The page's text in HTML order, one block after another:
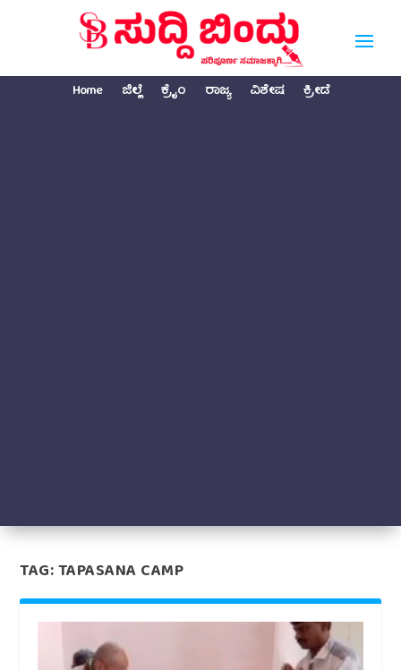
Home ಜಿಲ್ಲೆ ಕ್ರೈಂ ರಾಜ್ಯ ವಿಶೇಷ ಕ್ರೀಡೆ
TAG:TAPASANA CAMP